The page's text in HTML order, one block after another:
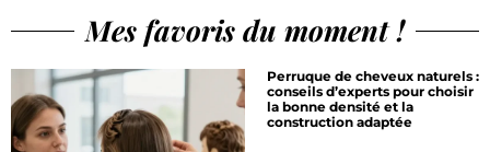
Mes favoris du moment !
Perruque de cheveux naturels :
conseils d’experts pour choisir
la bonne densité et la
construction adaptée